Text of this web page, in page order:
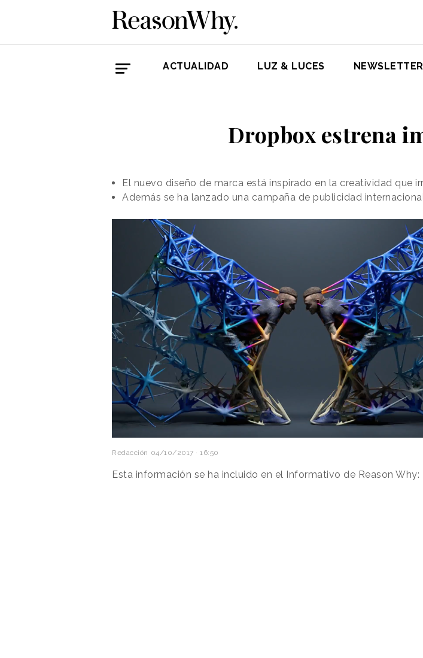
ACTUALIDAD LUZ & LUCES NEWSLETTER
Dropbox estrena
El nuevo diseño de marca está inspirado en la creatividad que
Además se ha lanzado una campaña de publicidad internacional
Redacción 04/10/2017 · 16:50
Esta información se ha incluido en el Informativo de Reason Why: